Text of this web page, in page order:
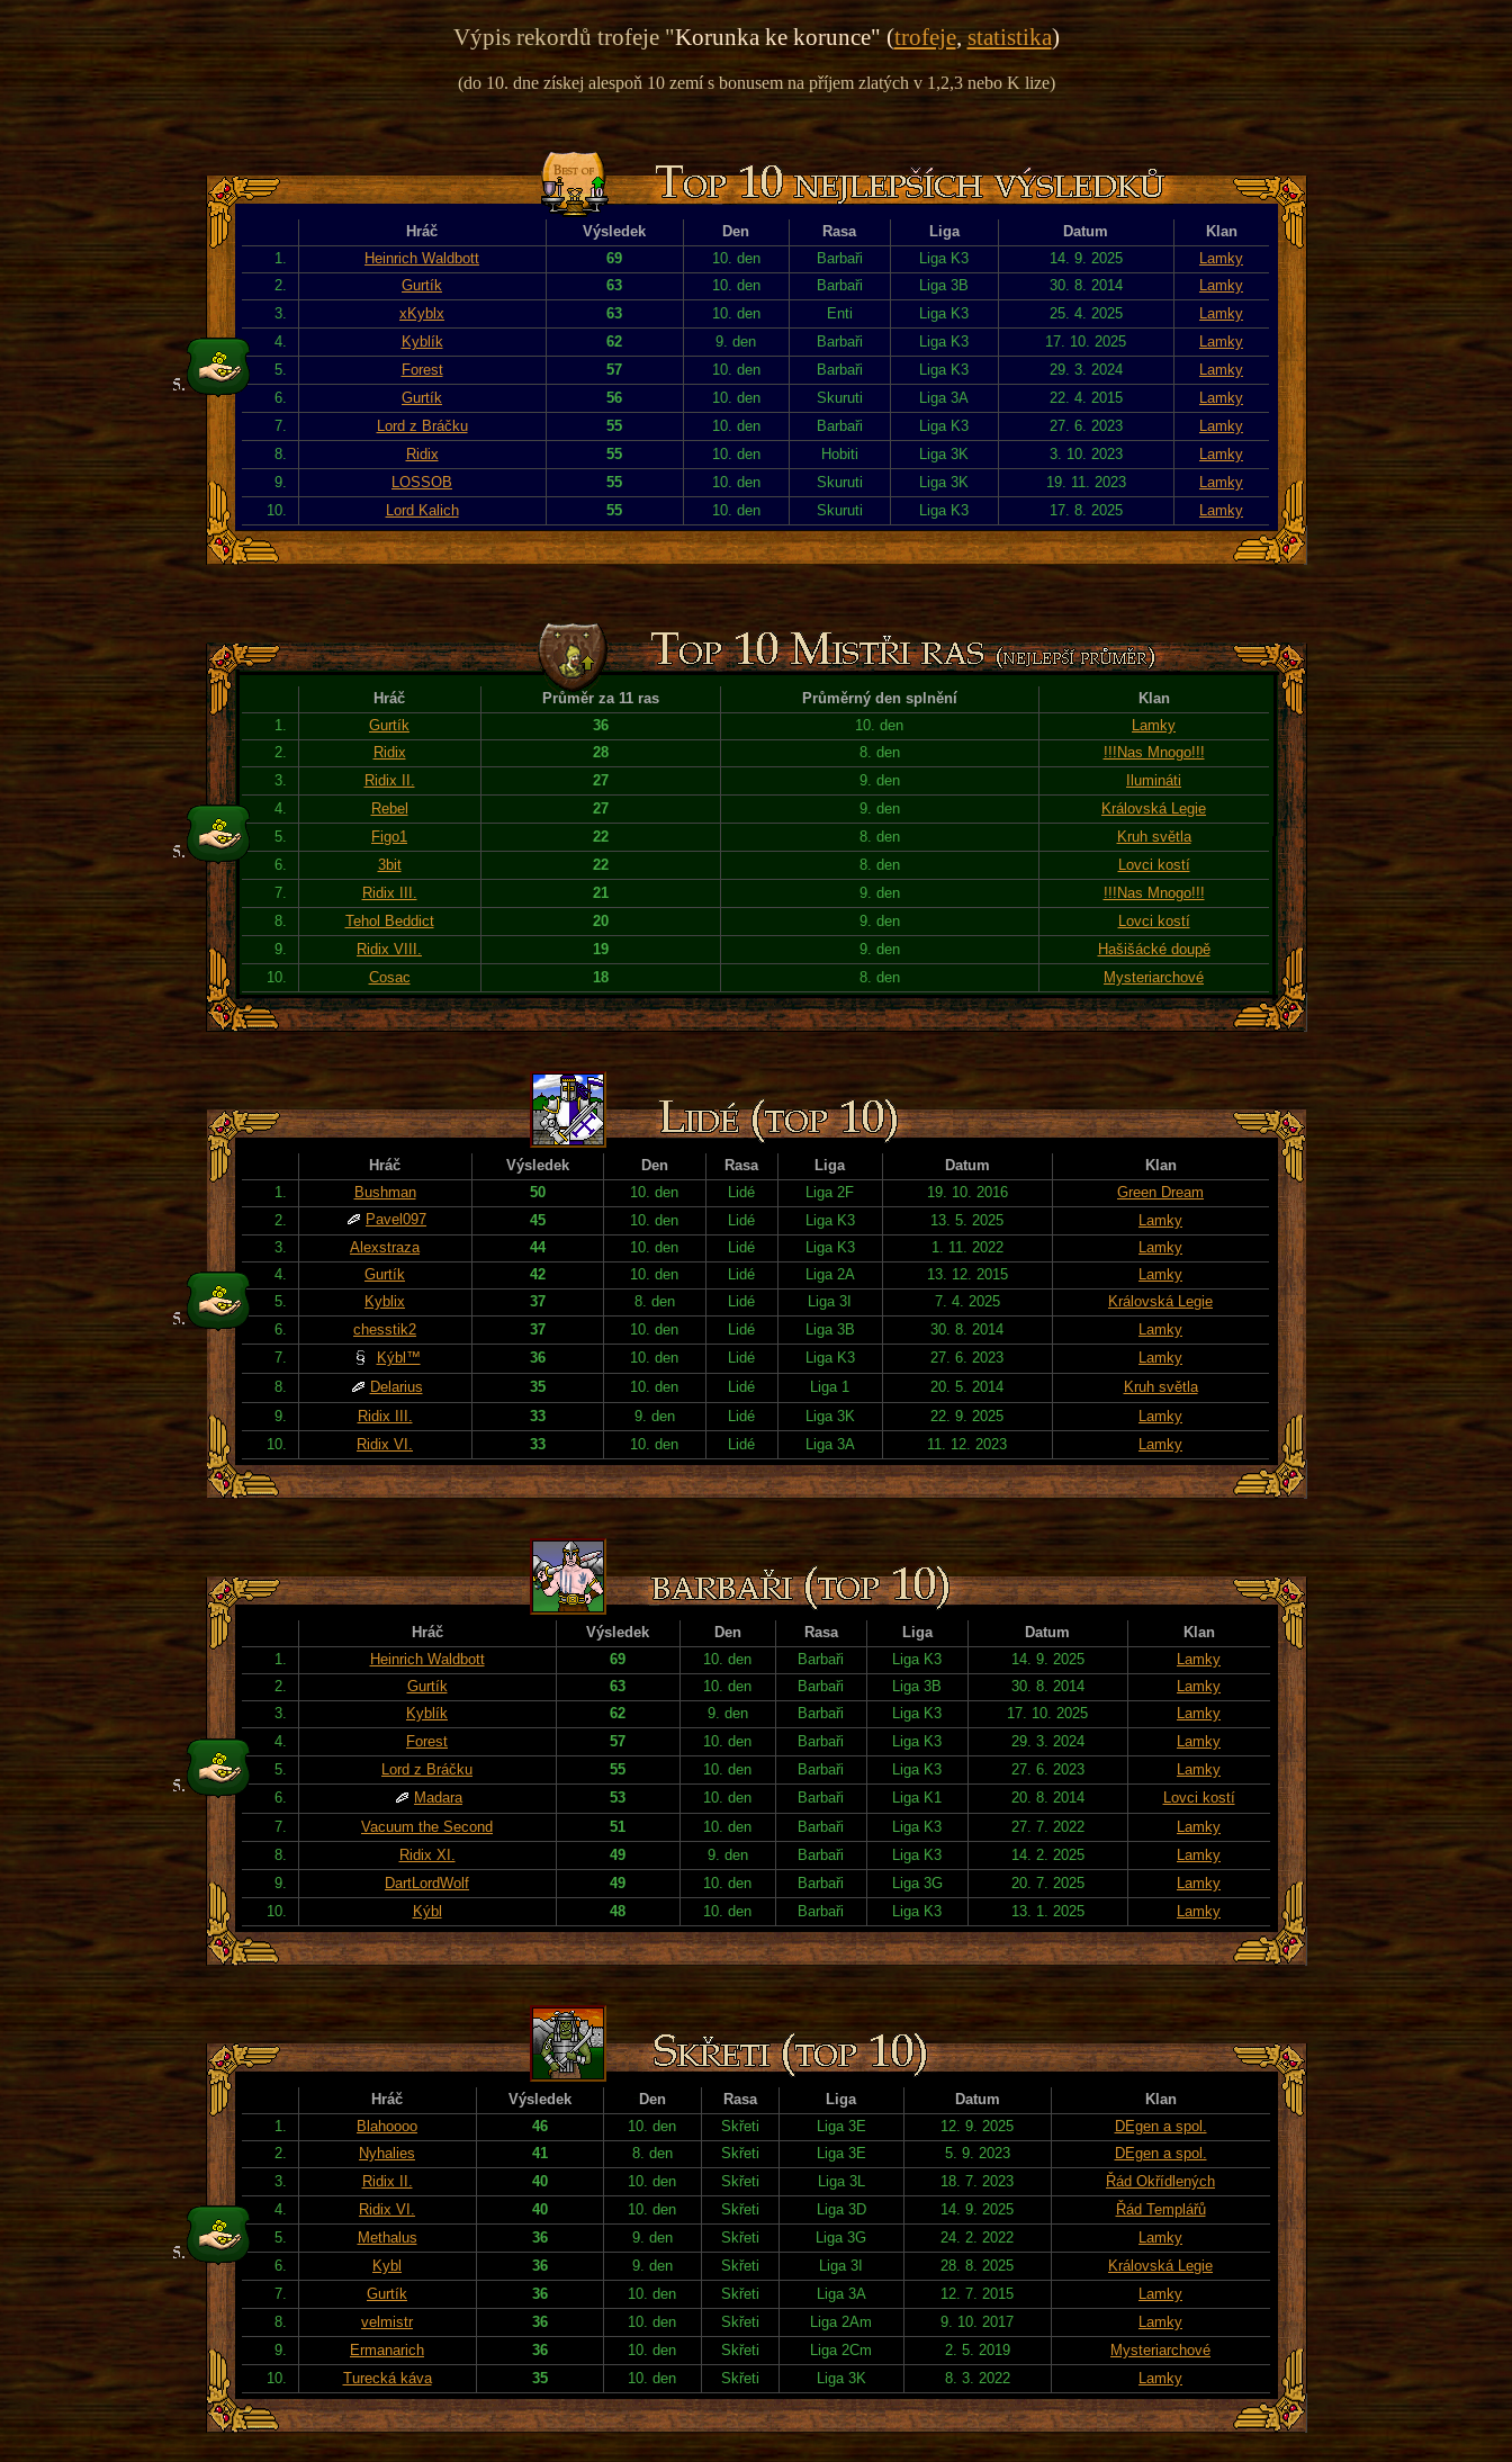
Výpis rekordů trofeje "Korunka ke korunce" (trofeje,statistika)
(do 10. dne získej alespoň 10 zemí s bonusem na příjem zlatých v 1,2,3 nebo K lize)
Hráč Výsledek Den Rasa Liga Datum
Klan
1.
Heinrich Waldbott 69 10. den Barbaři Liga K3 14. 9. 2025
Lamky
2.
Gurtík 63 10. den Barbaři Liga 3B 30. 8. 2014
Lamky
3.
xKyblx 63 10. den Enti Liga K3 25. 4. 2025
Lamky
4.
Kyblík 62 9. den Barbaři Liga K3 17. 10. 2025
Lamky
5.
Forest 57 10. den Barbaři Liga K3 29. 3. 2024
Lamky
6.
Gurtík 56 10. den Skuruti Liga 3A 22. 4. 2015
Lamky
7.
Lord z Bráčku 55 10. den Barbaři Liga K3 27. 6. 2023
Lamky
8.
Ridix 55 10. den Hobiti Liga 3K 3. 10. 2023
Lamky
9.
LOSSOB 55 10. den Skuruti Liga 3K 19. 11. 2023
Lamky
10.
Lord Kalich 55 10. den Skuruti Liga K3 17. 8. 2025 Lamky
Hráč Průměr za 11 ras Průměrný den splnění
Klan
1.
Gurtík 36 10. den
Lamky
2.
Ridix 28 8. den
!!!Nas Mnogo!!!
3.
Ridix II. 27 9. den
Ilumináti
4.
Rebel 27 9. den
Královská Legie
5.
Figo1 22 8. den
Kruh světla
6.
3bit 22 8. den
Lovci kostí
7.
Ridix III. 21 9. den
!!!Nas Mnogo!!!
8.
Tehol Beddict 20 9. den
Lovci kostí
9.
Ridix VIII. 19 9. den
Hašišácké doupě
10.
Cosac 18 8. den Mysteriarchové
Hráč Výsledek Den Rasa Liga Datum
Klan
1.
Bushman 50 10. den Lidé Liga 2F 19. 10. 2016
Green Dream
2.
Pavel097 45 10. den Lidé Liga K3 13. 5. 2025
Lamky
3.
Alexstraza 44 10. den Lidé Liga K3 1. 11. 2022
Lamky
4.
Gurtík 42 10. den Lidé Liga 2A 13. 12. 2015
Lamky
5.
Kyblix 37 8. den Lidé Liga 3I 7. 4. 2025
Královská Legie
6.
chesstik2 37 10. den Lidé Liga 3B 30. 8. 2014
Lamky
7.
Kýbl™ 36 10. den Lidé Liga K3 27. 6. 2023
Lamky
8.
Delarius 35 10. den Lidé Liga 1 20. 5. 2014
Kruh světla
9.
Ridix III. 33 9. den Lidé Liga 3K 22. 9. 2025
Lamky
10.
Ridix VI. 33 10. den Lidé Liga 3A 11. 12. 2023 Lamky
Hráč Výsledek Den Rasa Liga Datum
Klan
1.
Heinrich Waldbott 69 10. den Barbaři Liga K3 14. 9. 2025
Lamky
2.
Gurtík 63 10. den Barbaři Liga 3B 30. 8. 2014
Lamky
3.
Kyblík 62 9. den Barbaři Liga K3 17. 10. 2025
Lamky
4.
Forest 57 10. den Barbaři Liga K3 29. 3. 2024
Lamky
5.
Lord z Bráčku 55 10. den Barbaři Liga K3 27. 6. 2023
Lamky
6.
Madara 53 10. den Barbaři Liga K1 20. 8. 2014
Lovci kostí
7.
Vacuum the Second 51 10. den Barbaři Liga K3 27. 7. 2022
Lamky
8.
Ridix XI. 49 9. den Barbaři Liga K3 14. 2. 2025
Lamky
9.
DartLordWolf 49 10. den Barbaři Liga 3G 20. 7. 2025
Lamky
10.
Kýbl 48 10. den Barbaři Liga K3 13. 1. 2025 Lamky
Hráč Výsledek Den Rasa Liga Datum
Klan
1.
Blahoooo 46 10. den Skřeti Liga 3E 12. 9. 2025
DEgen a spol.
2.
Nyhalies 41 8. den Skřeti Liga 3E 5. 9. 2023
DEgen a spol.
3.
Ridix II. 40 10. den Skřeti Liga 3L 18. 7. 2023
Řád Okřídlených
4.
Ridix VI. 40 10. den Skřeti Liga 3D 14. 9. 2025
Řád Templářů
5.
Methalus 36 9. den Skřeti Liga 3G 24. 2. 2022
Lamky
6.
Kybl 36 9. den Skřeti Liga 3I 28. 8. 2025
Královská Legie
7.
Gurtík 36 10. den Skřeti Liga 3A 12. 7. 2015
Lamky
8.
velmistr 36 10. den Skřeti Liga 2Am 9. 10. 2017
Lamky
9.
Ermanarich 36 10. den Skřeti Liga 2Cm 2. 5. 2019
Mysteriarchové
10.
Turecká káva 35 10. den Skřeti Liga 3K 8. 3. 2022 Lamky